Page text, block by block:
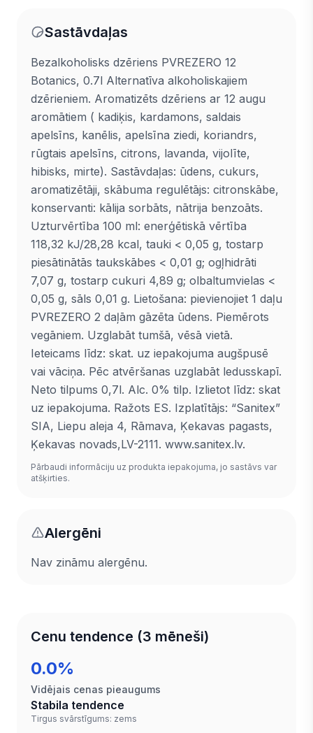
Sastāvdaļas
Bezalkoholisks dzēriens PVREZERO 12
Botanics, 0.7l Alternatīva alkoholiskajiem
dzērieniem. Aromatizēts dzēriens ar 12 augu
aromātiem ( kadiķis, kardamons, saldais
apelsīns, kanēlis, apelsīna ziedi, koriandrs,
rūgtais apelsīns, citrons, lavanda, vijolīte,
hibisks, mirte). Sastāvdaļas: ūdens, cukurs,
aromatizētāji, skābuma regulētājs: citronskābe,
konservanti: kālija sorbāts, nātrija benzoāts.
Uzturvērtība 100 ml: enerģētiskā vērtība
118,32 kJ/28,28 kcal, tauki < 0,05 g, tostarp
piesātinātās taukskābes < 0,01 g; ogļhidrāti
7,07 g, tostarp cukuri 4,89 g; olbaltumvielas <
0,05 g, sāls 0,01 g. Lietošana: pievienojiet 1 daļu
PVREZERO 2 daļām gāzēta ūdens. Piemērots
vegāniem. Uzglabāt tumšā, vēsā vietā.
Ieteicams līdz: skat. uz iepakojuma augšpusē
vai vāciņa. Pēc atvēršanas uzglabāt ledusskapī.
Neto tilpums 0,7l. Alc. 0% tilp. Izlietot līdz: skat
uz iepakojuma. Ražots ES. Izplatītājs: “Sanitex”
SIA, Liepu aleja 4, Rāmava, Ķekavas pagasts,
Ķekavas novads,LV-2111. www.sanitex.lv.
Pārbaudi informāciju uz produkta iepakojuma, jo sastāvs var
atšķirties.
Alergēni
Nav zināmu alergēnu.
Cenu tendence (3 mēneši)
0.0%
Vidējais cenas pieaugums
Stabila tendence
Tirgus svārstīgums: zems